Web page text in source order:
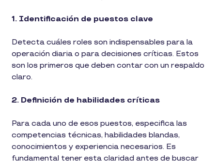
1. Identificación de puestos clave
Detecta cuáles roles son indispensables para la
operación diaria o para decisiones críticas. Estos
son los primeros que deben contar con un respaldo
claro.
2. Definición de habilidades críticas
Para cada uno de esos puestos, especifica las
competencias técnicas, habilidades blandas,
conocimientos y experiencia necesarios. Es
fundamental tener esta claridad antes de buscar